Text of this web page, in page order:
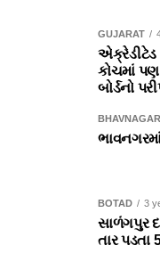
GUJARAT
એક્રેડીટેડ
કોચમાં
બોર્ડનો
BHAVNAGAR
BOTAD 3
સાળંગપુર
તાર